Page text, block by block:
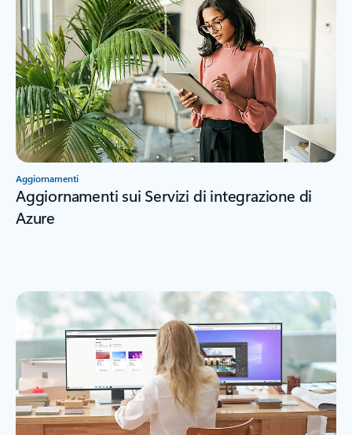
Aggiornamenti
Aggiornamenti sui Servizi di integrazione di
Azure